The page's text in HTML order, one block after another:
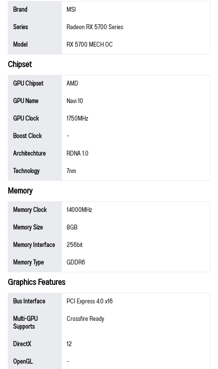
Brand
MSI
Series
Radeon RX 5700 Series
Model
RX 5700 MECH OC
Chipset
GPU Chipset
AMD
GPU Name
Navi 10
GPU Clock
1750MHz
Boost Clock
-
Architechture
RDNA 1.0
Technology
7nm
Memory
Memory Clock
14000MHz
Memory Size
8GB
Memory Interface
256bit
Memory Type
GDDR6
Graphics Features
Bus Interface
PCI Express 4.0 x16
Multi-GPU
Supports
Crossfire Ready
DirectX
12
OpenGL
-